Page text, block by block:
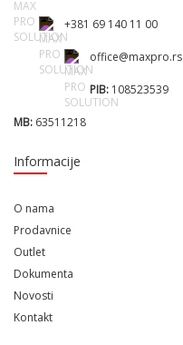
+381 69 140 11 00
office@maxpro.rs
PIB: 108523539
MB: 63511218
Informacije
O nama
Prodavnice
Outlet
Dokumenta
Novosti
Kontakt